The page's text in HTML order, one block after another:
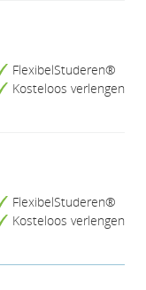
FlexibelStuderen®
Kosteloos verlengen
FlexibelStuderen®
Kosteloos verlengen